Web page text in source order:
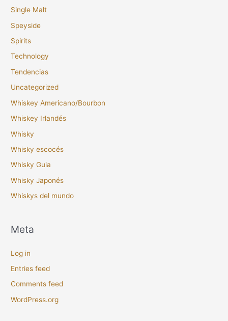
Single Malt
Speyside
Spirits
Technology
Tendencias
Uncategorized
Whiskey Americano/Bourbon
Whiskey Irlandés
Whisky
Whisky escocés
Whisky Guia
Whisky Japonés
Whiskys del mundo
Meta
Log in
Entries feed
Comments feed
WordPress.org